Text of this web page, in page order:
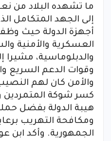
ما تشهده البلاد من
إلى الجهد المتكامل
أجهزة الدولة حيث
العسكرية والأمنية
والدبلوماسية، مشيرا
وقوات الدعم السريع
والأمن كان لهم
كسر شوكة المتمردين
هيبة الدولة بفضل
ومكافحة التهريب
الجمهورية. وأكد ابن